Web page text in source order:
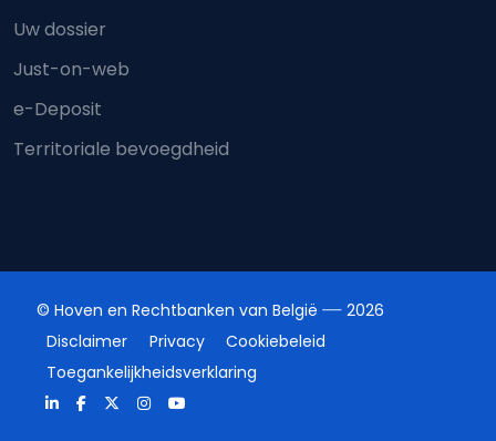
Uw dossier
Just-on-web
e-Deposit
Territoriale bevoegdheid
© Hoven en Rechtbanken van België
2026
Disclaimer
Privacy
Cookiebeleid
Toegankelijkheidsverklaring